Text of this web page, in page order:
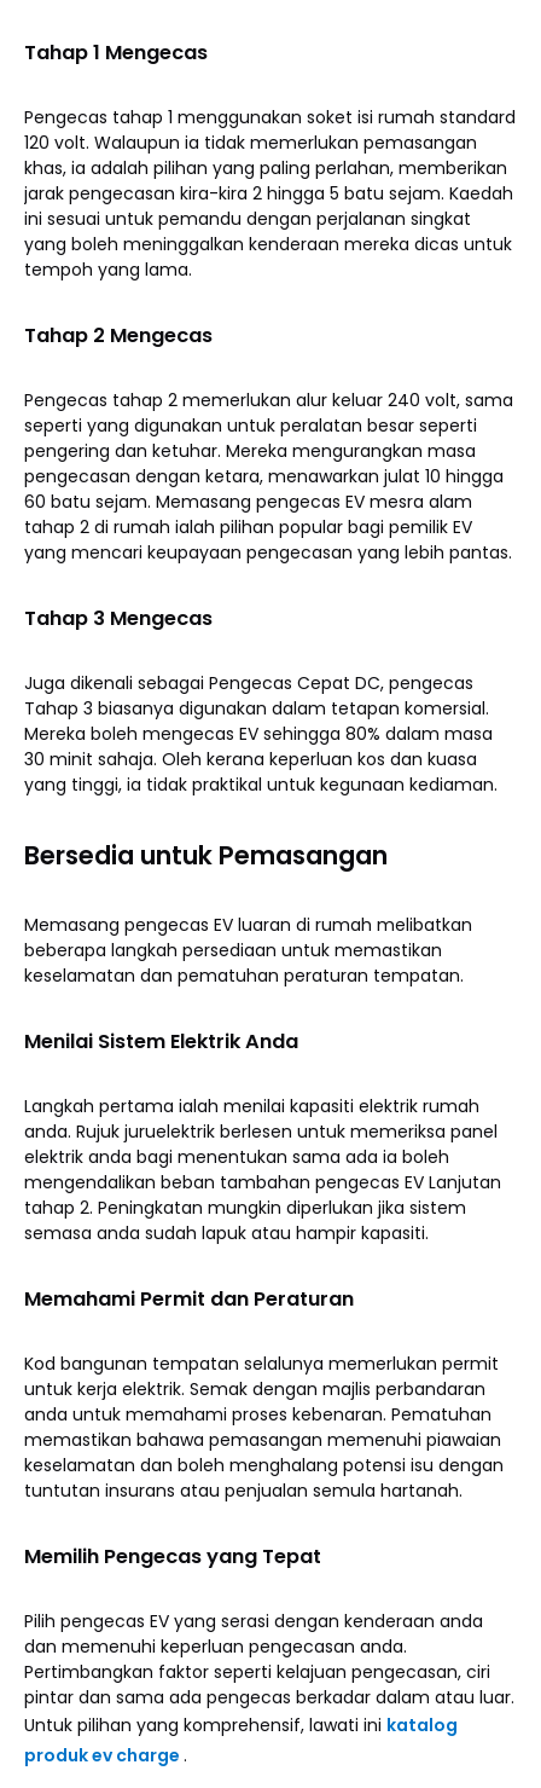
Tahap 1 Mengecas
Pengecas tahap 1 menggunakan soket isi rumah standard
120 volt. Walaupun ia tidak memerlukan pemasangan
khas, ia adalah pilihan yang paling perlahan, memberikan
jarak pengecasan kira-kira 2 hingga 5 batu sejam. Kaedah
ini sesuai untuk pemandu dengan perjalanan singkat
yang boleh meninggalkan kenderaan mereka dicas untuk
tempoh yang lama.
Tahap 2 Mengecas
Pengecas tahap 2 memerlukan alur keluar 240 volt, sama
seperti yang digunakan untuk peralatan besar seperti
pengering dan ketuhar. Mereka mengurangkan masa
pengecasan dengan ketara, menawarkan julat 10 hingga
60 batu sejam. Memasang pengecas EV mesra alam
tahap 2 di rumah ialah pilihan popular bagi pemilik EV
yang mencari keupayaan pengecasan yang lebih pantas.
Tahap 3 Mengecas
Juga dikenali sebagai Pengecas Cepat DC, pengecas
Tahap 3 biasanya digunakan dalam tetapan komersial.
Mereka boleh mengecas EV sehingga 80% dalam masa
30 minit sahaja. Oleh kerana keperluan kos dan kuasa
yang tinggi, ia tidak praktikal untuk kegunaan kediaman.
Bersedia untuk Pemasangan
Memasang pengecas EV luaran di rumah melibatkan
beberapa langkah persediaan untuk memastikan
keselamatan dan pematuhan peraturan tempatan.
Menilai Sistem Elektrik Anda
Langkah pertama ialah menilai kapasiti elektrik rumah
anda. Rujuk juruelektrik berlesen untuk memeriksa panel
elektrik anda bagi menentukan sama ada ia boleh
mengendalikan beban tambahan pengecas EV Lanjutan
tahap 2. Peningkatan mungkin diperlukan jika sistem
semasa anda sudah lapuk atau hampir kapasiti.
Memahami Permit dan Peraturan
Kod bangunan tempatan selalunya memerlukan permit
untuk kerja elektrik. Semak dengan majlis perbandaran
anda untuk memahami proses kebenaran. Pematuhan
memastikan bahawa pemasangan memenuhi piawaian
keselamatan dan boleh menghalang potensi isu dengan
tuntutan insurans atau penjualan semula hartanah.
Memilih Pengecas yang Tepat
Pilih pengecas EV yang serasi dengan kenderaan anda
dan memenuhi keperluan pengecasan anda.
Pertimbangkan faktor seperti kelajuan pengecasan, ciri
pintar dan sama ada pengecas berkadar dalam atau luar.
Untuk pilihan yang komprehensif, lawati ini katalog
produk ev charge .